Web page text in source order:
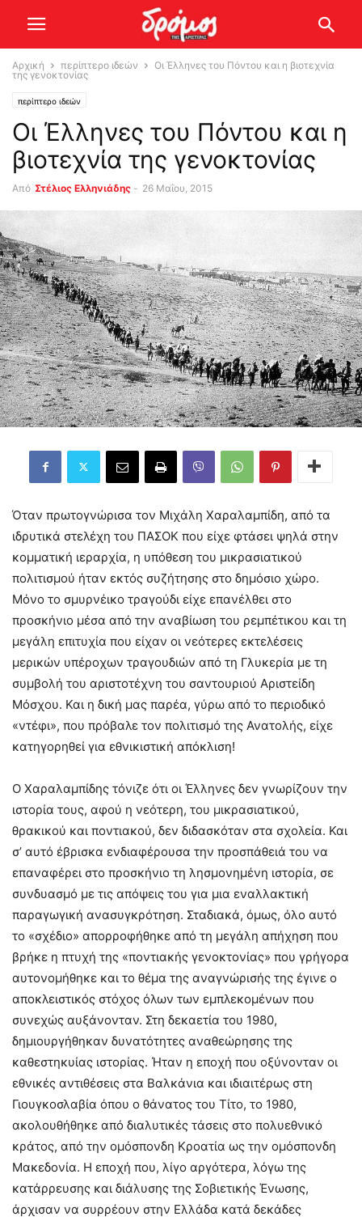
Αρχική περίπτερο ιδεών
Οι Έλληνες του Πόντου και η βιοτεχνία
της γενοκτονίας
περίπτερο ιδεών
Οι Έλληνες του Πόντου και η
βιοτεχνία της γενοκτονίας
Από Στέλιος Ελληνιάδης - 26 Μαΐου, 2015
Όταν πρωτογνώρισα τον Μιχάλη Χαραλαμπίδη, από τα
ιδρυτικά στελέχη του ΠΑΣΟΚ που είχε φτάσει ψηλά στην
κομματική ιεραρχία, η υπόθεση του μικρασιατικού
πολιτισμού ήταν εκτός συζήτησης στο δημόσιο χώρο.
Μόνο το σμυρνέικο τραγούδι είχε επανέλθει στο
προσκήνιο μέσα από την αναβίωση του ρεμπέτικου και τη
μεγάλη επιτυχία που είχαν οι νεότερες εκτελέσεις
μερικών υπέροχων τραγουδιών από τη Γλυκερία με τη
συμβολή του αριστοτέχνη του σαντουριού Αριστείδη
Μόσχου. Και η δική μας παρέα, γύρω από το περιοδικό
«ντέφι», που πρόβαλε τον πολιτισμό της Ανατολής, είχε
κατηγορηθεί για εθνικιστική απόκλιση!
Ο Χαραλαμπίδης τόνιζε ότι οι Έλληνες δεν γνωρίζουν την
ιστορία τους, αφού η νεότερη, του μικρασιατικού,
θρακικού και ποντιακού, δεν διδασκόταν στα σχολεία. Και
σ’ αυτό έβρισκα ενδιαφέρουσα την προσπάθειά του να
επαναφέρει στο προσκήνιο τη λησμονημένη ιστορία, σε
συνδυασμό με τις απόψεις του για μια εναλλακτική
παραγωγική ανασυγκρότηση. Σταδιακά, όμως, όλο αυτό
το «σχέδιο» απορροφήθηκε από τη μεγάλη απήχηση που
βρήκε η πτυχή της «ποντιακής γενοκτονίας» που γρήγορα
αυτονομήθηκε και το θέμα της αναγνώρισής της έγινε ο
αποκλειστικός στόχος όλων των εμπλεκομένων που
συνεχώς αυξάνονταν. Στη δεκαετία του 1980,
δημιουργήθηκαν δυνατότητες αναθεώρησης της
καθεστηκυίας ιστορίας. Ήταν η εποχή που οξύνονταν οι
εθνικές αντιθέσεις στα Βαλκάνια και ιδιαιτέρως στη
Γιουγκοσλαβία όπου ο θάνατος του Τίτο, το 1980,
ακολουθήθηκε από διαλυτικές τάσεις στο πολυεθνικό
κράτος, από την ομόσπονδη Κροατία ως την ομόσπονδη
Μακεδονία. Η εποχή που, λίγο αργότερα, λόγω της
κατάρρευσης και διάλυσης της Σοβιετικής Ένωσης,
άρχισαν να συρρέουν στην Ελλάδα κατά δεκάδες